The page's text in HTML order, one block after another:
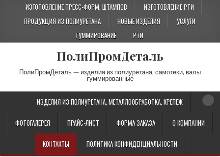
ИЗГОТОВЛЕНИЕ ПРЕСС-ФОРМ, ШТАМПОВ
ИЗГОТОВЛЕНИЕ РТИ
ПРОДУКЦИЯ ИЗ ПОЛИУРЕТАНА
НОВЫЕ ИЗДЕЛИЯ
УСЛУГИ
ГУММИРОВАНИЕ
РТИ
ПолиПромДеталь
ПолиПромДеталь — изделия из полиуретана, самотеки, валы
гуммированные
ИЗДЕЛИЯ ИЗ ПОЛИУРЕТАНА, МЕТАЛЛООБРАБОТКА, КРЕПЕЖ
ФОТОГАЛЕРЕЯ ПРАЙС-ЛИСТ ФОРМА ЗАКАЗА О КОМПАНИИ
КОНТАКТЫ ПОЛИТИКА КОНФИДЕНЦИАЛЬНОСТИ